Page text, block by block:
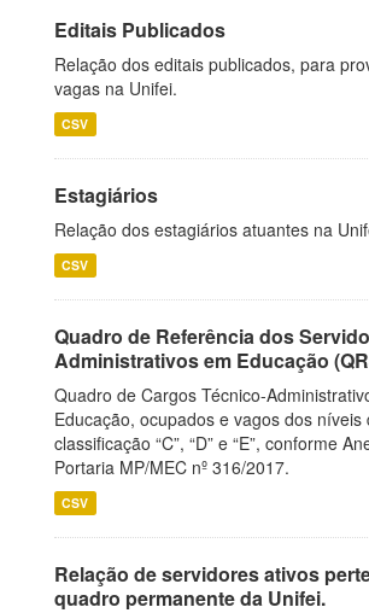
Editais Publicados
Relação dos editais publicados, para
vagas na Unifei.
CSV
Estagiários
Relação dos estagiários atuantes na
CSV
Quadro de Referência dos
Administrativos em Educação
Quadro de Cargos Técnico-
Educação, ocupados e vagos dos níveis
classificação “C”, “D” e “E”, conforme
Portaria MP/MEC nº 316/2017.
CSV
Relação de servidores ativos
quadro permanente da Unifei.